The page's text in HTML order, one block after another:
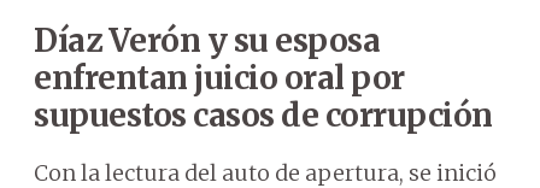
Díaz Verón y su esposa
enfrentan juicio oral por
supuestos casos de corrupción
Con la lectura del auto de apertura, se inició